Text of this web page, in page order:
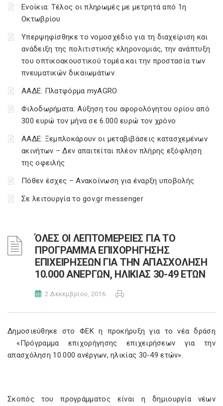
Ενοίκια: Τέλος οι πληρωμές με μετρητά από 1η
Οκτωβρίου
Υπερψηφίσθηκε το νομοσχέδιο για τη διαχείριση και
ανάδειξη της πολιτιστικής κληρονομιάς, την ανάπτυξη
του οπτικοακουστικού τομέα και την προστασία των
πνευματικών δικαιωμάτων
ΑΑΔΕ: Πλατφόρμα myAGRO
Φιλοδωρήματα: Αύξηση του αφορολόγητου ορίου από
300 ευρώ τον μήνα σε 6.000 ευρώ τον χρόνο
ΑΑΔΕ: Ξεμπλοκάρουν οι μεταβιβάσεις κατασχεμένων
ακινήτων – Δεν απαιτείται πλέον πλήρης εξόφληση
της οφειλής
Πόθεν έσχες – Ανακοίνωση για έναρξη υποβολής
Σε λειτουργία το gov.gr messenger
ΌΛΕΣ ΟΙ ΛΕΠΤΟΜΕΡΕΙΕΣ ΓΙΑ ΤΟ
ΠΡΟΓΡΑΜΜΑ ΕΠΙΧΟΡΗΓΗΣΗΣ
ΕΠΙΧΕΙΡΗΣΕΩΝ ΓΙΑ ΤΗΝ ΑΠΑΣΧΟΛΗΣΗ
10.000 ΑΝΕΡΓΩΝ, ΗΛΙΚΙΑΣ 30-49 ΕΤΩΝ
2 Δεκεμβρίου, 2016
Δημοσιεύθηκε στο ΦΕΚ η προκήρυξη για το νέα δράση
«Πρόγραμμα επιχορήγησης επιχειρήσεων για την
απασχόληση 10.000 ανέργων, ηλικίας 30-49 ετών».
Σκοπός του προγράμματος είναι η δημιουργία νέων